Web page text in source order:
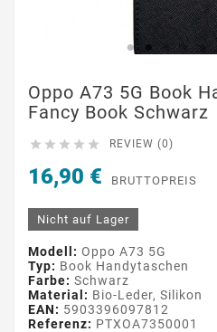
Oppo A73 5G Book
Fancy Book Schwarz
     REVIEW (0)
16,90 € BRUTTOPREIS
Nicht auf Lager
Modell: Oppo A73 5G
Typ: Book Handytaschen
Farbe: Schwarz
Material: Bio-Leder, Silikon
EAN: 5903396097812
Referenz: PTXOA7350001